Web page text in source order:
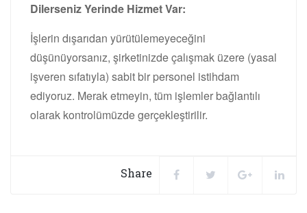
Dilerseniz Yerinde Hizmet Var:
İşlerin dışarıdan yürütülemeyeceğini
düşünüyorsanız, şirketinizde çalışmak üzere (yasal
işveren sıfatıyla) sabit bir personel istihdam
ediyoruz. Merak etmeyin, tüm işlemler bağlantılı
olarak kontrolümüzde gerçekleştirilir.
Share